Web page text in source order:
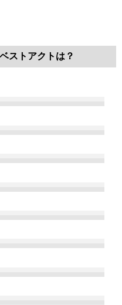
ストアクトは？